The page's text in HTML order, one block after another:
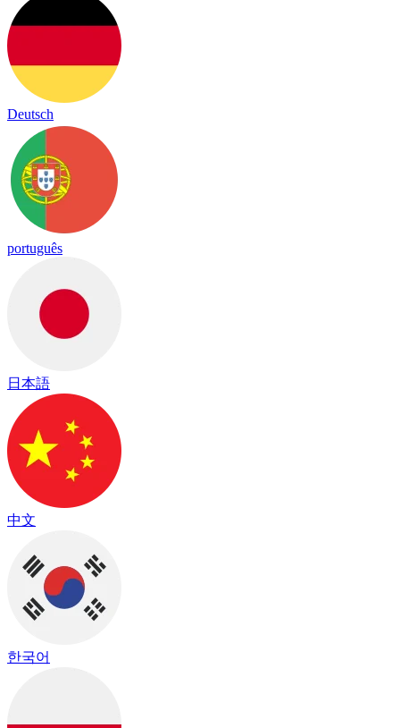
Deutsch
português
日本語
中文
한국어